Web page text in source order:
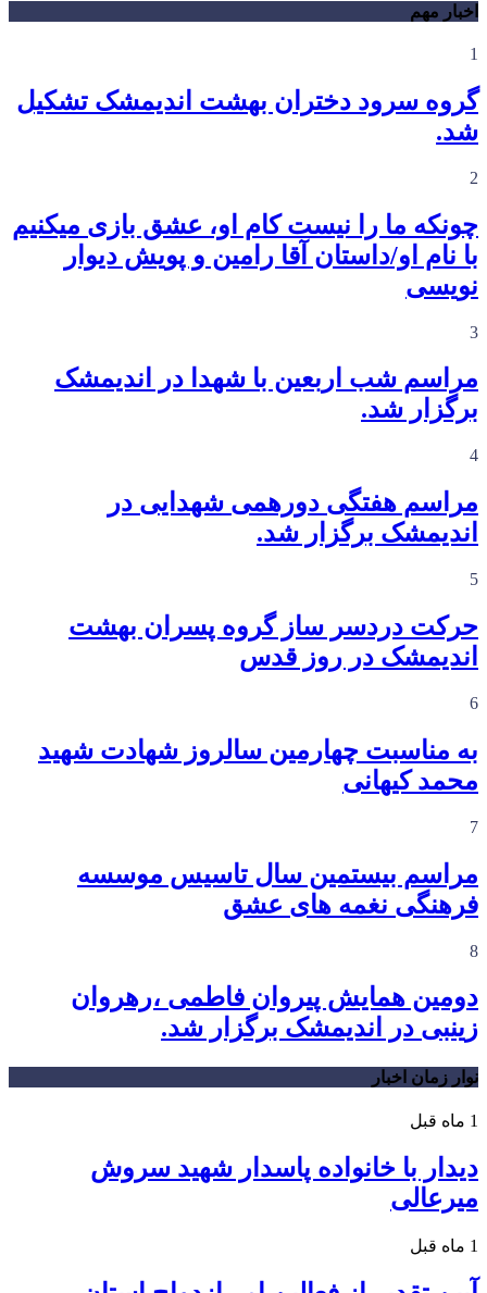
اخبار مهم
1
گروه سرود دختران بهشت اندیمشک تشکیل
شد.
2
چونکه ما را نیست کام او، عشق بازی میکنیم
با نام او/داستان آقا رامین و پویش دیوار
نویسی
3
مراسم شب اربعین با شهدا در اندیمشک
برگزار شد.
4
مراسم هفتگی دورهمی شهدایی در
اندیمشک برگزار شد.
5
حرکت دردسر ساز گروه پسران بهشت
اندیمشک در روز قدس
6
به مناسبت چهارمین سالروز شهادت شهید
محمد کیهانی
7
مراسم بیستمین سال تاسیس موسسه
فرهنگی نغمه های عشق
8
دومین همایش پیروان فاطمی ،رهروان
زینبی در اندیمشک برگزار شد.
نوار زمان اخبار
1 ماه قبل
دیدار با خانواده پاسدار شهید سروش
میرعالی
1 ماه قبل